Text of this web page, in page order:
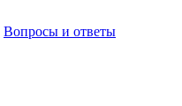
Вопросы и ответы